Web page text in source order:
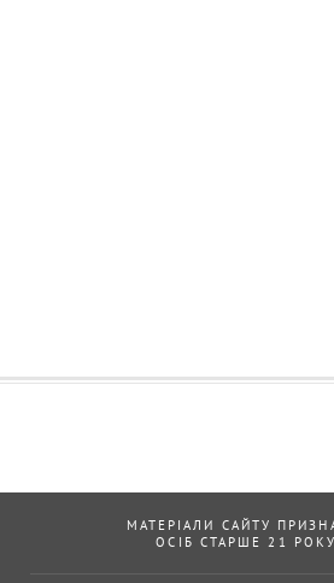
МАТЕРІАЛИ САЙТУ
ОСІБ СТАРШЕ 21